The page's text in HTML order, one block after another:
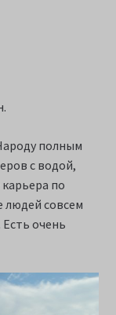
полным
с водой,
по
людей совсем
очень